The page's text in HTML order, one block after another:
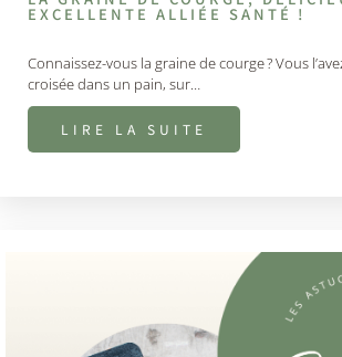
EXCELLENTE ALLIÉE SANTÉ !
Connaissez-vous la graine de courge ? Vous
croisée dans un pain, sur…
LIRE LA SUITE